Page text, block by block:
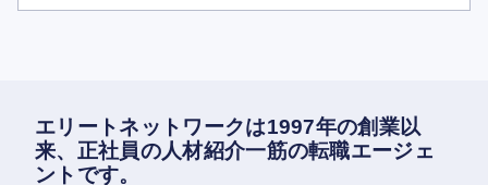
エリートネットワークは1997年の創業以
来、正社員の人材紹介一筋の転職エージェ
ントです。